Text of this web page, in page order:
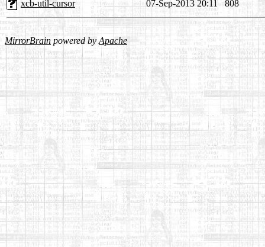
xcb-util-cursor 07-Sep-2013 20:11 808
MirrorBrainpowered byApache